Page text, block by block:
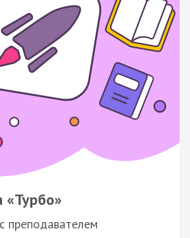
преподавателем